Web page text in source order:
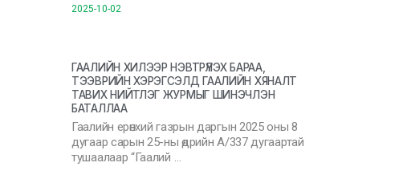
2025-10-02
ГААЛИЙН ХИЛЭЭР НЭВТРҮҮЛЭХ БАРАА,
ТЭЭВРИЙН ХЭРЭГСЭЛД ГААЛИЙН ХЯНАЛТ
ТАВИХ НИЙТЛЭГ ЖУРМЫГ ШИНЭЧЛЭН
БАТАЛЛАА
Гаалийн ерөнхий газрын даргын 2025 оны 8
дугаар сарын 25-ны өдрийн А/337 дугаартай
тушаалаар “Гаалий …